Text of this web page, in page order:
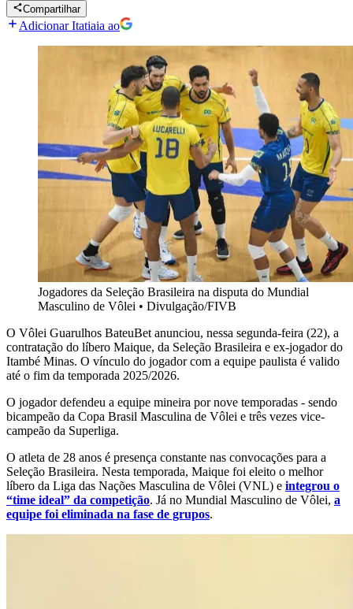
Compartilhar
Adicionar Itatiaia ao
Jogadores da Seleção Brasileira na disputa do Mundial
Masculino de Vôlei • Divulgação/FIVB
O Vôlei Guarulhos BateuBet anunciou, nessa segunda-feira (22), a
contratação do líbero Maique, da Seleção Brasileira e ex-jogador do
Itambé Minas. O vínculo do jogador com a equipe paulista é valido
até o fim da temporada 2025/2026.
O jogador defendeu a equipe mineira por nove temporadas - sendo
bicampeão da Copa Brasil Masculina de Vôlei e três vezes vice-
campeão da Superliga.
O atleta de 28 anos é presença constante nas convocações para a
Seleção Brasileira. Nesta temporada, Maique foi eleito o melhor
líbero da Liga das Nações Masculina de Vôlei (VNL) e integrou o
“time ideal” da competição. Já no Mundial Masculino de Vôlei, a
equipe foi eliminada na fase de grupos.